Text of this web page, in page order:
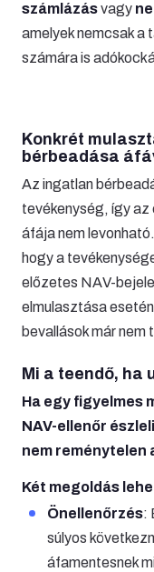
számlázásvagy
amelyek nemcsak a
számára is
Konkrét
bérbeadása
Az ingatlan
tevékenység, így
áfája nem
hogy a
előzetes NAV-
elmulasztása
bevallások már nem
Mi a teendő, ha
Ha egy figyelmes
NAV-ellenőr
nem reménytelen
Két megoldás
Önellenőrzés:
súlyos
áfamentesnek